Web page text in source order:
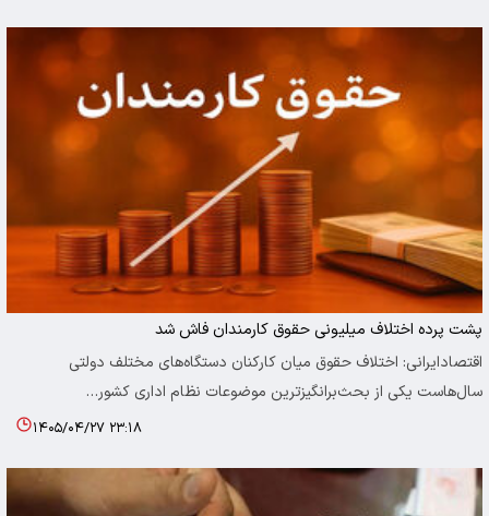
پشت پرده اختلاف میلیونی حقوق کارمندان فاش شد
اقتصادایرانی: اختلاف حقوق میان کارکنان دستگاه‌های مختلف دولتی
سال‌هاست یکی از بحث‌برانگیزترین موضوعات نظام اداری کشور…
۱۴۰۵/۰۴/۲۷ ۲۳:۱۸